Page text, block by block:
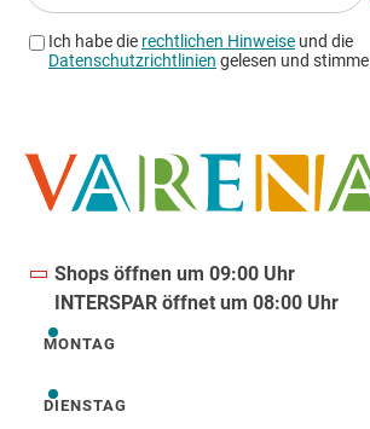
Shops öffnen um 09:00 Uhr
INTERSPAR öffnet um 08:00 Uhr
Montag
MONTAG
Dienstag
DIENSTAG